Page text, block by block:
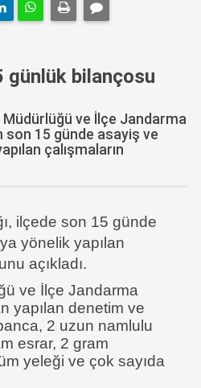
günlük bilançosu
Müdürlüğü ve İlçe Jandarma
son 15 günde asayiş ve
çalışmaların
ilçede son 15 günde
yönelik yapılan
açıkladı.
ve İlçe Jandarma
yapılan denetim ve
2 uzun namlulu
esrar, 2 gram
yeleği ve çok sayıda